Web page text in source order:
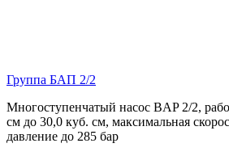
Группа БАП 2/2
Многоступенчатый насос BAP 2/2,
см до 30,0 куб. см, максимальная
давление до 285 бар